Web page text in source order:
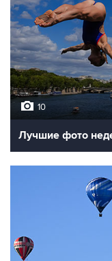
10
Лучшие фото